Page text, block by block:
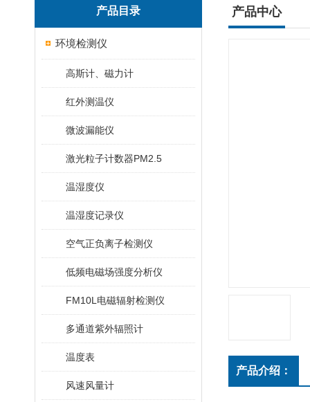
产品目录
环境检测仪
高斯计、磁力计
红外测温仪
微波漏能仪
激光粒子计数器PM2.5
温湿度仪
温湿度记录仪
空气正负离子检测仪
低频电磁场强度分析仪
FM10L电磁辐射检测仪
多通道紫外辐照计
温度表
风速风量计
产品中心
产品介绍：